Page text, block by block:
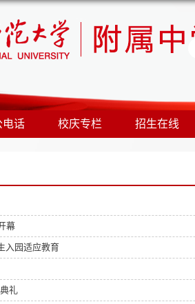
电话 校庆专栏 招生在线
幕
入园适应教育
礼